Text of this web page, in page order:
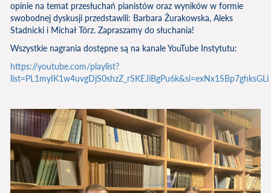
opinie na temat przesłuchań pianistów oraz wyników w formie
swobodnej dyskusji przedstawili: Barbara Żurakowska, Aleks
Stadnicki i Michał Tórz. Zapraszamy do słuchania!
Wszystkie nagrania dostępne są na kanale YouTube Instytutu:
https://youtube.com/playlist?
list=PL1myIK1w4uvgDjS0shzZ_rSKEJiBgPu6k&si=exNx1SBp7ghksGLi